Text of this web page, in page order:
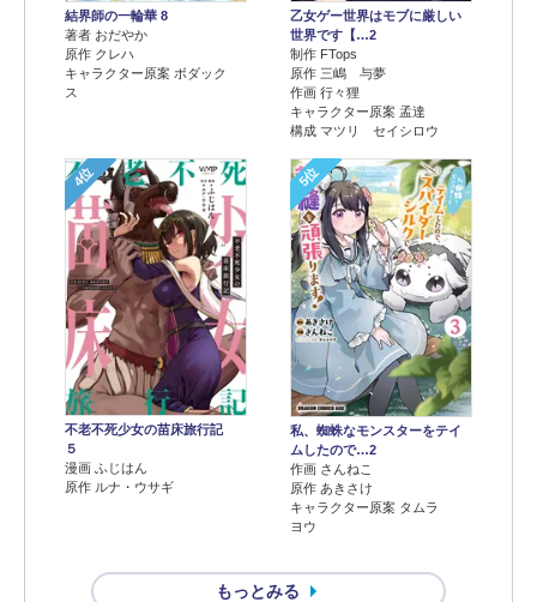
結界師の一輪華 8
著者 おだやか
原作 クレハ
キャラクター原案 ボダック
ス
乙女ゲー世界はモブに厳しい
世界です【…2
制作 FTops
原作 三嶋 与夢
作画 行々狸
キャラクター原案 孟達
構成 マツリ セイシロウ
4位
不老不死少女の苗床旅行記
５
漫画 ふじはん
原作 ルナ・ウサギ
5位
私、蜘蛛なモンスターをテイ
ムしたので…2
作画 さんねこ
原作 あきさけ
キャラクター原案 タムラ
ヨウ
もっとみる